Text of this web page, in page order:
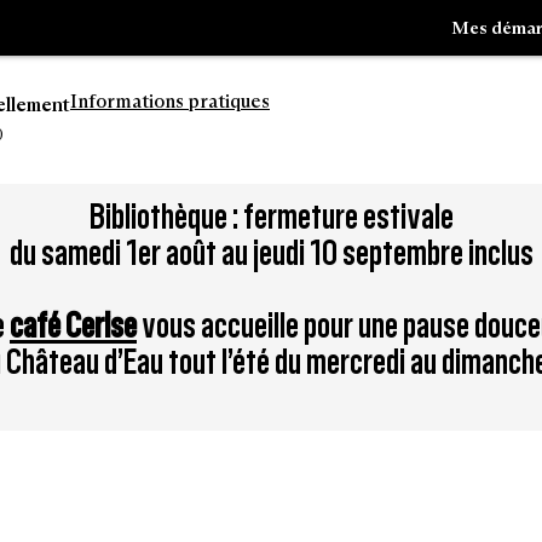
à
la
Mes
Informations pratiques
Bibliothèque : fermeture estivale
du samedi 1er août au jeudi 10 septembre inclus
café Cerisevous accueille pour une pause
d’Eau tout l’été du mercredi au